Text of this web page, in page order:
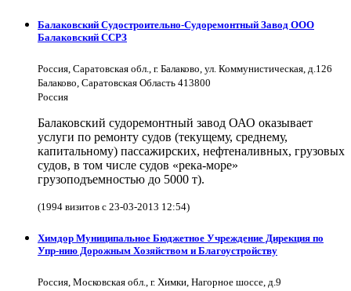
Балаковский Судостроительно-Судоремонтный Завод ООО
Балаковский ССРЗ
Россия, Саратовская обл., г. Балаково, ул. Коммунистическая, д.126
Балаково, Саратовская Область 413800
Россия
Балаковский судоремонтный завод ОАО оказывает
услуги по ремонту судов (текущему, среднему,
капитальному) пассажирских, нефтеналивных, грузовых
судов, в том числе судов «река-море»
грузоподъемностью до 5000 т).
(1994 визитов с 23-03-2013 12:54)
Химдор Муниципальное Бюджетное Учреждение Дирекция по
Упр-нию Дорожным Хозяйством и Благоустройству
Россия, Московская обл., г. Химки, Нагорное шоссе, д.9